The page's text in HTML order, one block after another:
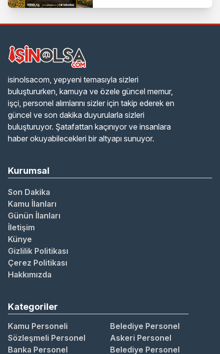
isinolsacom, yepyeni temasıyla sizleri
buluştururken, kamuya ve özele güncel memur,
işçi, personel alımlarını sizler için takip ederek en
güncel ve son dakika duyurularla sizleri
buluşturuyor. Şatafattan kaçınıyor ve insanlara
haber okuyabilecekleri bir altyapı sunuyor.
Kurumsal
Son Dakika
Kamu İlanları
Günün İlanları
İletişim
Künye
Gizlilik Politikası
Çerez Politikası
Hakkımızda
Kategoriler
Kamu Personeli
Belediye Personel
Sözleşmeli Personel
Askeri Personel
Banka Personel
Belediye Personel